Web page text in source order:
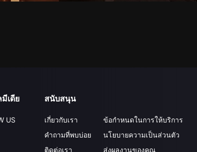
เดีย
US
สนับสนุน
เกี่ยวกับเรา
คำถามที่พบบ่อย
ติดต่อเรา
ข้อกำหนดในการให้บริการ
นโยบายความเป็นส่วนตัว
ส่งผลงานของคุณ